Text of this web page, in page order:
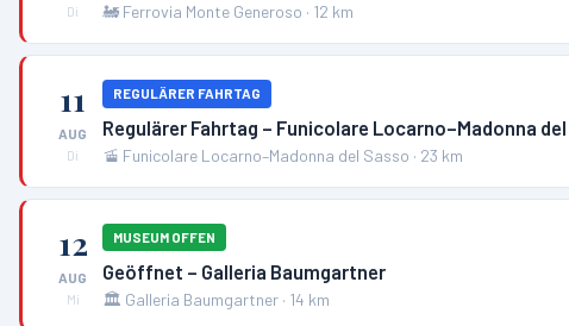
Di
🚂 Ferrovia Monte Generoso · 12 km
11
AUG
Di
REGULÄRER FAHRTAG
Regulärer Fahrtag – Funicolare Locarno–Madonna
🚡 Funicolare Locarno–Madonna del Sasso · 23 km
12
AUG
Mi
MUSEUM OFFEN
Geöffnet – Galleria Baumgartner
🏛️ Galleria Baumgartner · 14 km